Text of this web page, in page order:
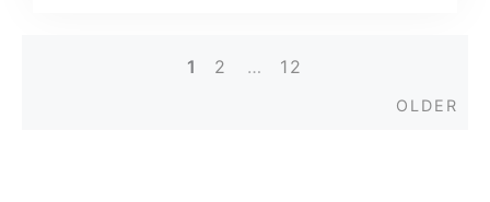
1 2 …
12
OLDER